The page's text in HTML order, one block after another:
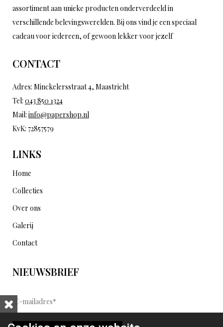
assortiment aan unieke producten onderverdeeld in
verschillende belevingswerelden. Bij ons vind je een speciaal
cadeau voor iedereen, of gewoon lekker voor jezelf
CONTACT
Adres: Minckelersstraat 4, Maastricht
Tel: 043 850 1324
Mail: info@papershop.nl
KvK: 72857579
LINKS
Home
Collecties
Over ons
Galerij
Contact
NIEUWSBRIEF
E
-
m